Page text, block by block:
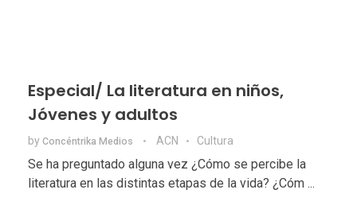
Especial/ La literatura en niños,
Jóvenes y adultos
by Concéntrika Medios ACN Cultura
Se ha preguntado alguna vez ¿Cómo se percibe la
literatura en las distintas etapas de la vida? ¿Cóm ...